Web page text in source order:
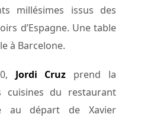
millésimes issus des
d’Espagne. Une table
à Barcelone.
Jordi Cruz prend la
cuisines du restaurant
au départ de Xavier